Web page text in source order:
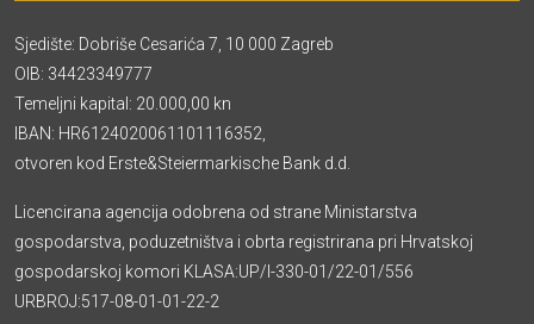
Sjedište: Dobriše Cesarića 7, 10 000 Zagreb
OIB: 34423349777
Temeljni kapital: 20.000,00 kn
IBAN: HR6124020061101116352,
otvoren kod Erste&Steiermarkische Bank d.d.
Licencirana agencija odobrena od strane Ministarstva
gospodarstva, poduzetništva i obrta registrirana pri Hrvatskoj
gospodarskoj komori KLASA:UP/I-330-01/22-01/556
URBROJ:517-08-01-01-22-2